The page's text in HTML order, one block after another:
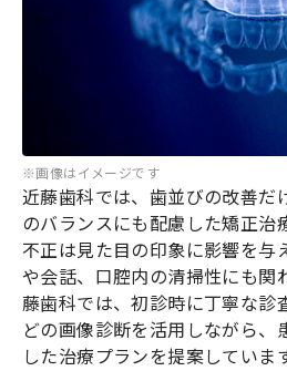
※画像はイメージです
近藤歯科では、歯並びの改善だ
のバランスにも配慮した矯正治
不正は見た目の印象に影響を与
や会話、口腔内の清掃性にも関
藤歯科では、初診時に丁寧な診
どの画像診断を活用しながら、
した治療プランを提案しています